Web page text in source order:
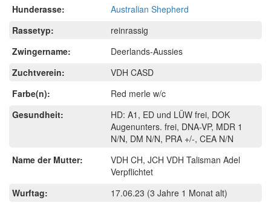
Hunderasse:
Australian Shepherd
Rassetyp:
reinrassig
Zwingername:
Deerlands-Aussies
Zuchtverein:
VDH CASD
Farbe(n):
Red merle w/c
Gesundheit:
HD: A1, ED und LÜW frei, DOK
Augenunters. frei, DNA-VP, MDR 1
N/N, DM N/N, PRA +/-, CEA N/N
Name der Mutter:
VDH CH, JCH VDH Talisman Adel
Verpflichtet
Wurftag:
17.06.23 (3 Jahre 1 Monat alt)